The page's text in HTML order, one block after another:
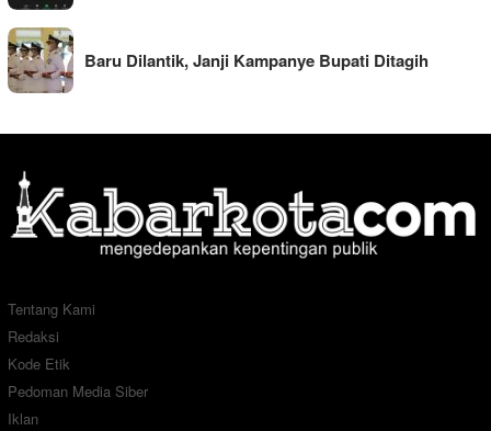
Baru Dilantik, Janji Kampanye Bupati Ditagih
Tentang Kami
Redaksi
Kode Etik
Pedoman Media Siber
Iklan